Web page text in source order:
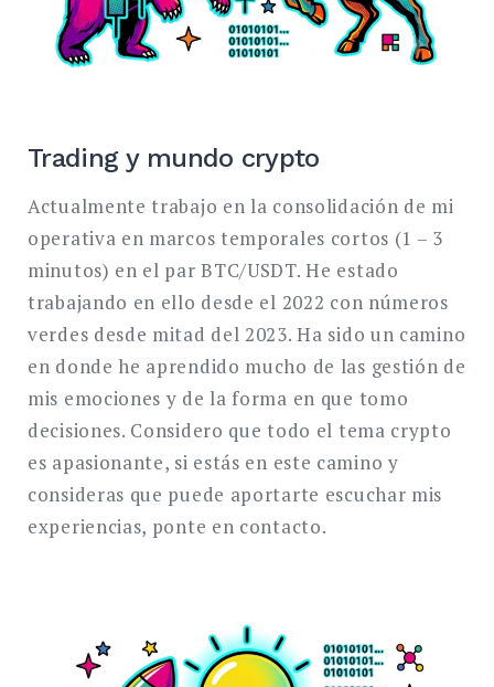
Trading y mundo crypto
Actualmente trabajo en la consolidación de mi
operativa en marcos temporales cortos (1 – 3
minutos) en el par BTC/USDT. He estado
trabajando en ello desde el 2022 con números
verdes desde mitad del 2023. Ha sido un camino
en donde he aprendido mucho de las gestión de
mis emociones y de la forma en que tomo
decisiones. Considero que todo el tema crypto
es apasionante, si estás en este camino y
consideras que puede aportarte escuchar mis
experiencias, ponte en contacto.